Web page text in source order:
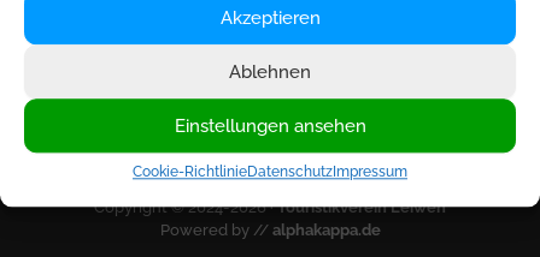
Akzeptieren
Ablehnen
Einstellungen ansehen
Cookie-RichtlinieDatenschutz Impressum
Impressum
Datenschutz
Copyright © 2024-2026 ·Touristikverein Leiwen
Powered by // alphakappa.de